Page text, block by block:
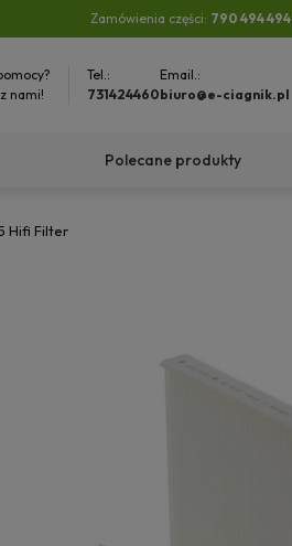
Zamówienia części: 790 494 494
nami!
Tel.:
731424460
Email.:
biuro@e-ciagnik.pl
Polecane produkty
Hifi Filter